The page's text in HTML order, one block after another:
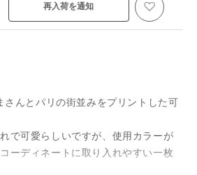
再入荷を通知
さんとパリの街並みをプリントした可
で可愛らしいですが、使用カラーが
ーディネートに取り入れやすい一枚